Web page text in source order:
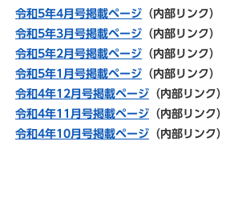
令和5年4月号掲載ページ （内部リンク）
令和5年3月号掲載ページ （内部リンク）
令和5年2月号掲載ページ （内部リンク）
令和5年1月号掲載ページ （内部リンク）
令和4年12月号掲載ページ （内部リンク）
令和4年11月号掲載ページ （内部リンク）
令和4年10月号掲載ページ （内部リンク）